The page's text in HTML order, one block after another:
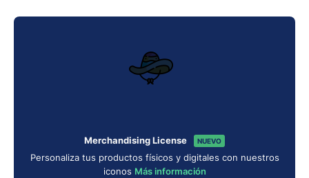
Merchandising License NUEVO
Personaliza tus productos físicos y digitales con nuestros
iconos Más información